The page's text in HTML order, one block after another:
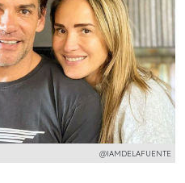
@IAMDELAFUENTE